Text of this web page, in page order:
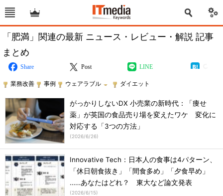
「肥満」関連の最新 ニュース・レビュー・解説 記事
まとめ
Share Post LINE
業務改善 事例 ウェアラブル ダイエット
がっかりしないDX 小売業の新時代：「痩せ
薬」が英国の食品売り場を変えたワケ 変化に
対応する「3つの方法」
(2026/6/26)
Innovative Tech：日本人の食事は4パターン、
「休日朝食抜き」「間食多め」「夕食早め」
……あなたはどれ？ 東大など論文発表
(2026/6/15)